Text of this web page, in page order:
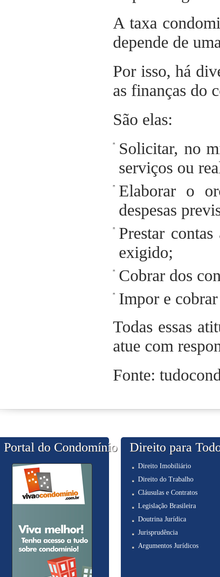
A taxa
depende de
Por isso, há
as finanças do
São elas:
Solicitar, no
serviços ou
Elaborar o
despesas
Prestar
exigido;
Cobrar dos
Impor e
Todas essas
atue com
Fonte:
Portal do Condomínio Direito para
Direito Imobiliário
Direito do Trabalho
Cláusulas e Contratos
Legislação Brasileira
Doutrina Jurídica
Jurisprudência
Argumentos Jurídicos